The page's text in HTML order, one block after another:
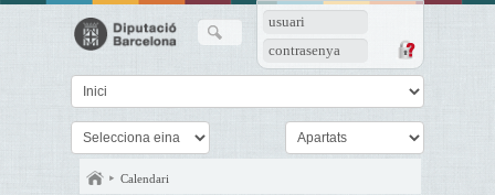
usuari
contrasenya
Calendari